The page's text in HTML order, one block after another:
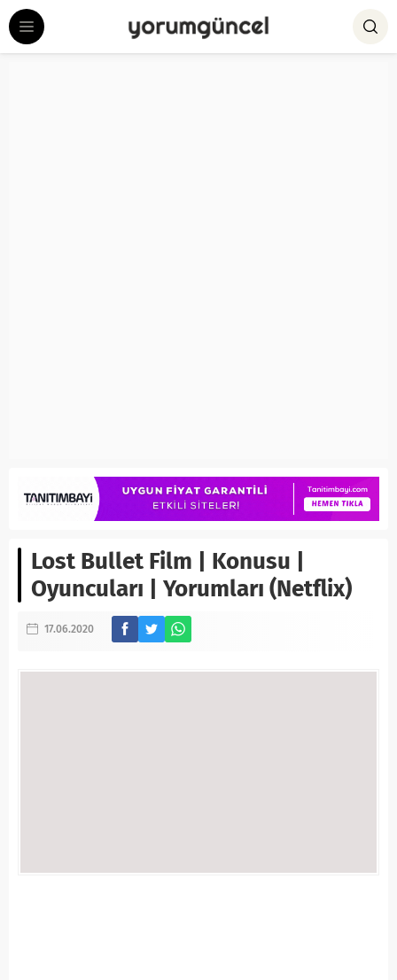
Lost Bullet Film | Konusu |
Oyuncuları | Yorumları (Netflix)
17.06.2020